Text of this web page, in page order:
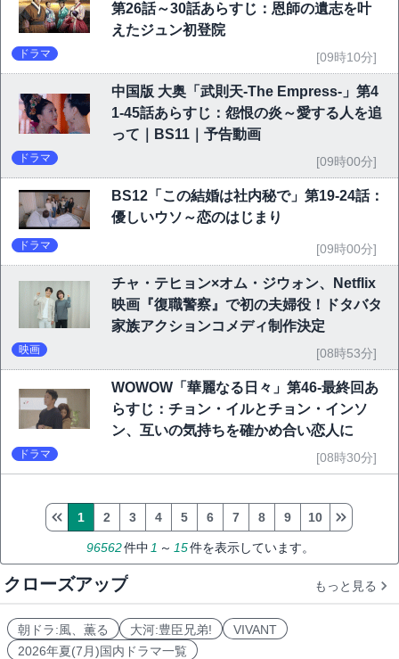
第26話～30話あらすじ：恩師の遺志を叶
えたジュン初登院
ドラマ [09時10分]
中国版 大奥「武則天-The Empress-」第4
1-45話あらすじ：怨恨の炎～愛する人を追
って｜BS11｜予告動画
ドラマ [09時00分]
BS12「この結婚は社内秘で」第19-24話：
優しいウソ～恋のはじまり
ドラマ [09時00分]
チャ・テヒョン×オム・ジウォン、Netflix
映画『復職警察』で初の夫婦役！ドタバタ
家族アクションコメディ制作決定
映画 [08時53分]
WOWOW「華麗なる日々」第46-最終回あ
らすじ：チョン・イルとチョン・インソ
ン、互いの気持ちを確かめ合い恋人に
ドラマ [08時30分]
96562件中 1 ～ 15件を表示しています。
1 2 3 4 5 6 7 8 9 10
クローズアップ もっと見る
朝ドラ:風、薫る 大河:豊臣兄弟!
VIVANT
2026年夏(7月)国内ドラマ一覧